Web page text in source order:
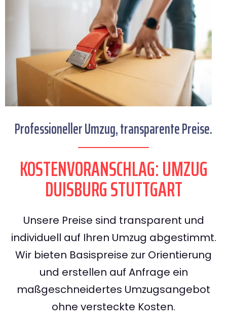
Professioneller Umzug, transparente Preise.
KOSTENVORANSCHLAG: UMZUG
DUISBURG STUTTGART
Unsere Preise sind transparent und
individuell auf Ihren Umzug abgestimmt.
Wir bieten Basispreise zur Orientierung
und erstellen auf Anfrage ein
maßgeschneidertes Umzugsangebot
ohne versteckte Kosten.